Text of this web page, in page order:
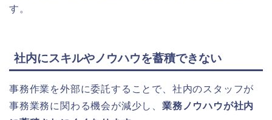
す。
社内にスキルやノウハウを蓄積できない
事務作業を外部に委託することで、社内のスタッフが
事務業務に関わる機会が減少し、 業務ノウハウが社内